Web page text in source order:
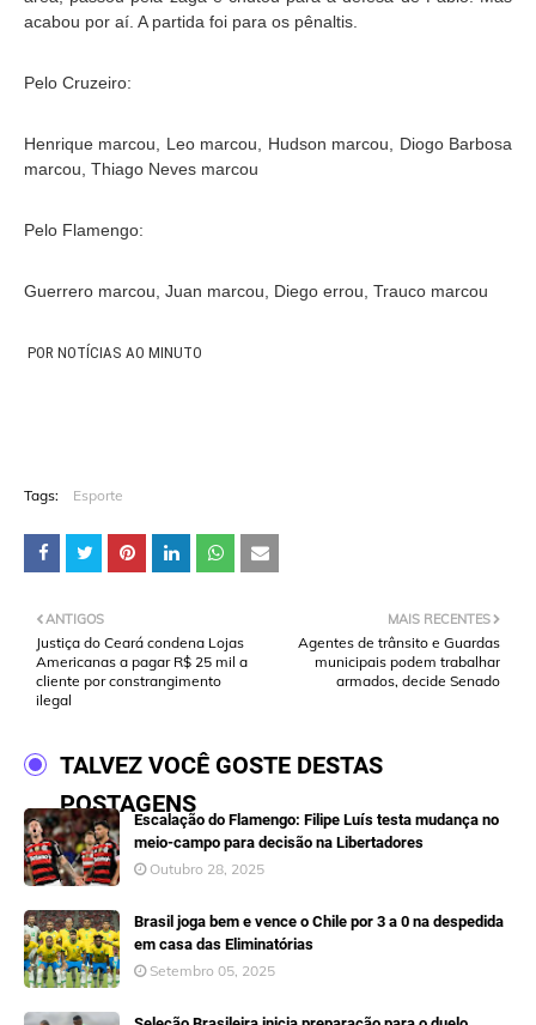
acabou por aí. A partida foi para os pênaltis.
Pelo Cruzeiro:
Henrique marcou, Leo marcou, Hudson marcou, Diogo Barbosa
marcou, Thiago Neves marcou
Pelo Flamengo:
Guerrero marcou, Juan marcou, Diego errou, Trauco marcou
POR NOTÍCIAS AO MINUTO
Tags: Esporte
MAIS RECENTES
Agentes de trânsito e Guardas
municipais podem trabalhar
armados, decide Senado
ANTIGOS
Justiça do Ceará condena Lojas
Americanas a pagar R$ 25 mil a
cliente por constrangimento
ilegal
TALVEZ VOCÊ GOSTE DESTAS
POSTAGENS
Escalação do Flamengo: Filipe Luís testa mudança no
meio-campo para decisão na Libertadores
Outubro 28, 2025
Brasil joga bem e vence o Chile por 3 a 0 na despedida
em casa das Eliminatórias
Setembro 05, 2025